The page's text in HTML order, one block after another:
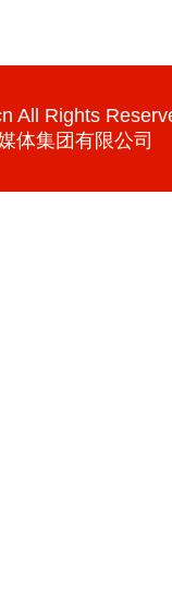
All Rights
体集团有限公司